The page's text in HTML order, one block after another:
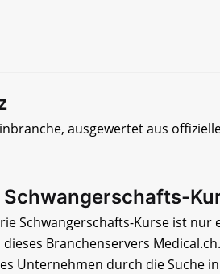
ausgewertet aus
Schwangerschafts-Kurse ist nur
dieses Branchenservers
Unternehmen durch die Suche